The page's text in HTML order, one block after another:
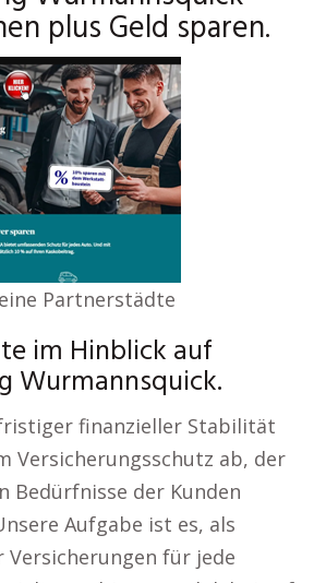
plus Geld sparen.
Partnerstädte
im Hinblick auf
Wurmannsquick.
finanzieller Stabilität
Versicherungsschutz ab, der
Bedürfnisse der Kunden
Aufgabe ist es, als
für jede